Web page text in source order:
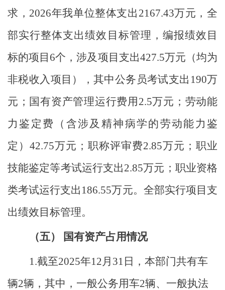
求， 2026年我单位整体支出 2167.43万元，全
部实行整体支出绩效目标管理，编报绩效目
标的项目 6个，涉及项目支出427.5万元（均为
非税收入项目），其中公务员考试支出 190万
元；国有资产管理运行费用2.5万元；劳动能
力鉴定费（ 含涉及精神病学的劳动能力鉴
定） 42.75万元；职称评审费2.85万元；职业
技能鉴定等考试运行支出2.85万元；职业资格
类考试运行支出186.55万元。 全部实行项目支
出绩效目标管理。
（五） 国有资产占用情况
1.截至2025年12月31日，本部门共有车
辆2辆，其中，一般公务用车2辆、一般执法